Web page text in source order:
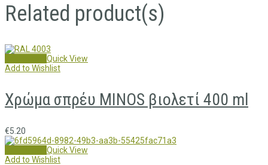
Related product(s)
Quick View
Add to Wishlist
Χρώμα σπρέυ MINOS βιολετί 400 ml
€5.20
Quick View
Add to Wishlist